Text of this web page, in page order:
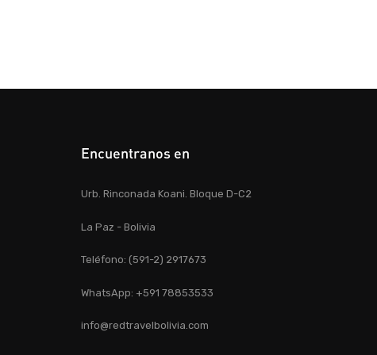
Encuentranos en
Urb. Rinconada Koani. Bloque D-C2
La Paz - Bolivia
Teléfono: (591-2) 2917673
WhatsApp: +591 78853533
info@redtravelbolivia.com